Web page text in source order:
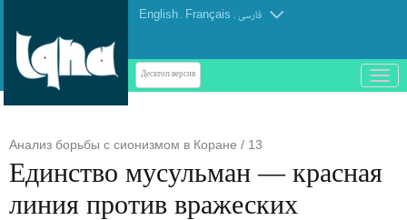
English . Français . فارسی
Десктоп-версия
باز
و
Анализ борьбы с сионизмом в Коране / 13
Единство мусульман — красная
линия против вражеских